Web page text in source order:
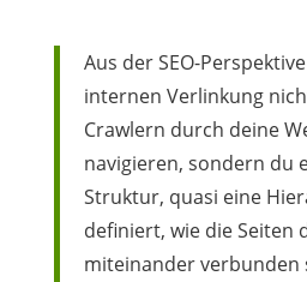
Aus der SEO-
internen Verlinkung
Crawlern durch deine
navigieren, sondern du
Struktur, quasi eine
definiert, wie die Seiten
miteinander verbunden